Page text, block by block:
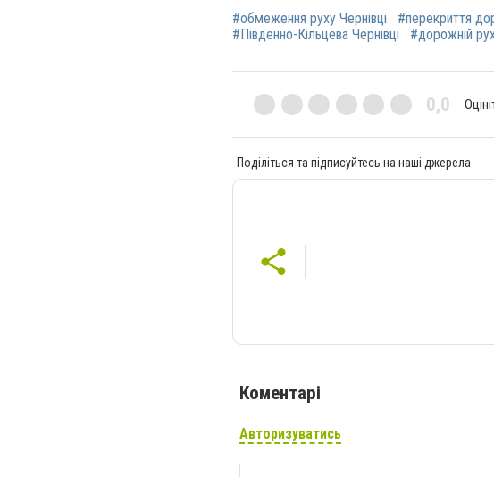
#обмеження руху Чернівці #перекриття
#Південно-Кільцева Чернівці
#дорожній
0,0
Поділіться та підписуйтесь на наші джерела
Коментарі
Авторизуватись